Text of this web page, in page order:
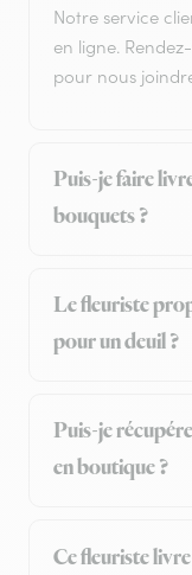
Notre service
en ligne.
pour nous
Puis-je faire
bouquets ?
Le fleuriste
pour un deuil ?
Puis-je
en boutique ?
Ce fleuriste